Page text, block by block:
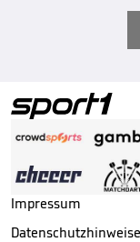
Impressum
Datenschutzhinweise